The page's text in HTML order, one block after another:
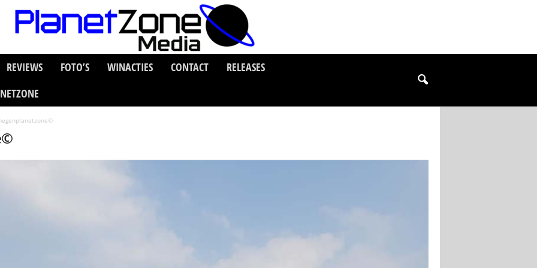
REVIEWS FOTO’S WINACTIES CONTACT
RELEASES